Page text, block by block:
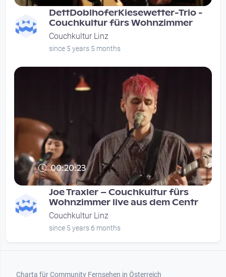
DettDoblhoferKiesewetter-Trio -
Couchkultur fürs Wohnzimmer
Couchkultur Linz
since 5 years 5 months
00:20:23
Joe Traxler – Couchkultur fürs
Wohnzimmer live aus dem Centr
Couchkultur Linz
since 5 years 6 months
Footer 1
Charta für Community Fernsehen in Österreich